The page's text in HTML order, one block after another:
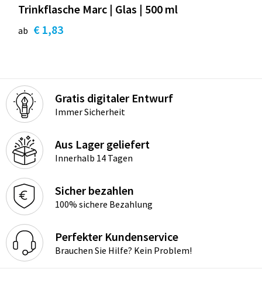
Trinkflasche Marc | Glas | 500 ml
ab € 1,83
Gratis digitaler Entwurf
Immer Sicherheit
Aus Lager geliefert
Innerhalb 14 Tagen
Sicher bezahlen
100% sichere Bezahlung
Perfekter Kundenservice
Brauchen Sie Hilfe? Kein Problem!